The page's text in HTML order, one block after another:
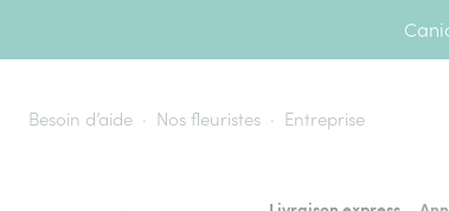
Besoin d’aide Nos fleuristes Entreprise